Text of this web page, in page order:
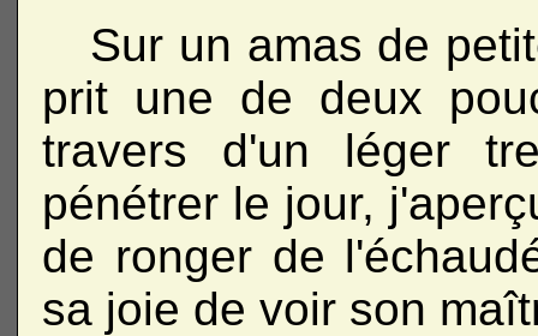
Sur un amas de
prit une de deux
travers d'un léger
pénétrer le jour,
de ronger de
sa joie de voir son